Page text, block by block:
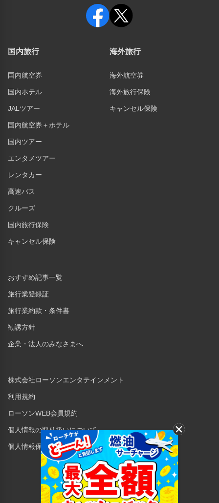
国内旅行
国内航空券
国内ホテル
JALツアー
国内航空券＋ホテル
国内ツアー
エンタメツアー
レンタカー
高速バス
クルーズ
国内旅行保険
キャンセル保険
海外旅行
海外航空券
海外旅行保険
キャンセル保険
おすすめ記事一覧
旅行業登録証
旅行業約款・条件書
勧誘方針
企業・法人のみなさまへ
株式会社ローソンエンタテインメント
利用規約
ローソンWEB会員規約
個人情報の取り扱いについて
個人情報保護方針
Copyright © 1998 Lawson Entertainment, Inc.